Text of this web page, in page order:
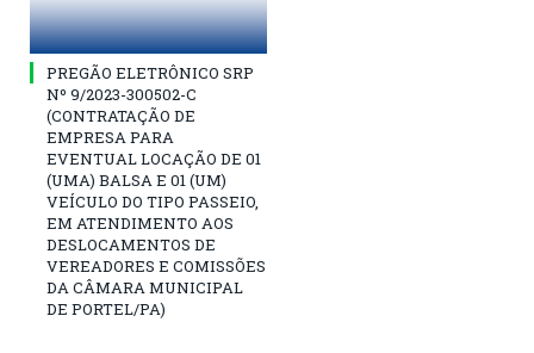
PREGÃO ELETRÔNICO SRP
Nº 9/2023-300502-C
(CONTRATAÇÃO DE
EMPRESA PARA
EVENTUAL LOCAÇÃO DE 01
(UMA) BALSA E 01 (UM)
VEÍCULO DO TIPO PASSEIO,
EM ATENDIMENTO AOS
DESLOCAMENTOS DE
VEREADORES E COMISSÕES
DA CÂMARA MUNICIPAL
DE PORTEL/PA)